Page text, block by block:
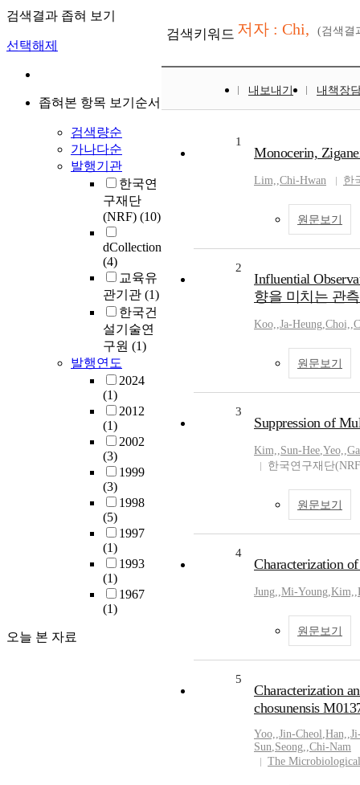
검색결과 좁혀 보기
선택해제
좁혀본 항목 보기순서
검색량순
가나다순
발행기관
한국연
구재단
(NRF) (10)
dCollection
(4)
교육유
관기관 (1)
한국건
설기술연
구원 (1)
발행연도
2024
(1)
2012
(1)
2002
(3)
1999
(3)
1998
(5)
1997
(1)
1993
(1)
1967
(1)
오늘 본 자료
검색키워드 저자 : Chi, (검색결
내보내기 내책장
1
Monocerin,
Lim,,Chi-Hwan 한
원문보기
2
Influential
향을 미치는 관
Koo,,Ja-Heung,Choi,,
원문보기
3
Suppression of
Kim,,Sun-Hee,Yeo,,
한국연구재단
원문보기
4
Characterization
Jung,,Mi-Young,Kim,,
원문보기
5
Characterization
chosunensis
Yoo,,Jin-Cheol,Han,,
Sun,Seong,,Chi-Nam
The